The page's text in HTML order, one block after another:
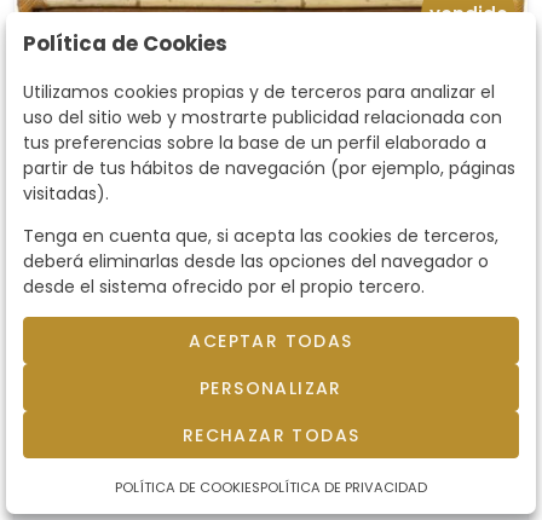
vendido
Cómoda en madera de bambú
y ratán, con dos cajones cortos
sobre otros dos largos
apoyados en patas en forma
Cómoda en madera de bambú y ratán, con dos
cajones cortos sobre otros dos largos
apoyados en patas en forma de V.. Francia,
Política de Cookies
Utilizamos cookies propias y de terceros para analizar el
uso del sitio web y mostrarte publicidad relacionada con
tus preferencias sobre la base de un perfil elaborado a
partir de tus hábitos de navegación (por ejemplo, páginas
visitadas).
Tenga en cuenta que, si acepta las cookies de terceros,
deberá eliminarlas desde las opciones del navegador o
desde el sistema ofrecido por el propio tercero.
ACEPTAR TODAS
PERSONALIZAR
RECHAZAR TODAS
POLÍTICA DE COOKIESPOLÍTICA DE PRIVACIDAD